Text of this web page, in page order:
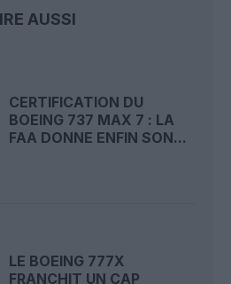
AUSSI
CERTIFICATION DU
BOEING 737 MAX 7 : LA
FAA DONNE ENFIN SON...
LE BOEING 777X
FRANCHIT UN CAP